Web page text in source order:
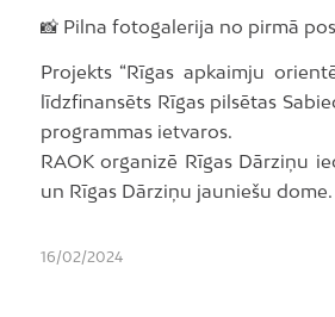
📸 Pilna fotogalerija no pirmā
Projekts “Rīgas apkaimju
līdzfinansēts Rīgas pilsētas
programmas ietvaros.
RAOK organizē Rīgas Dārziņu
un Rīgas Dārziņu jauniešu dome.
16/02/2024